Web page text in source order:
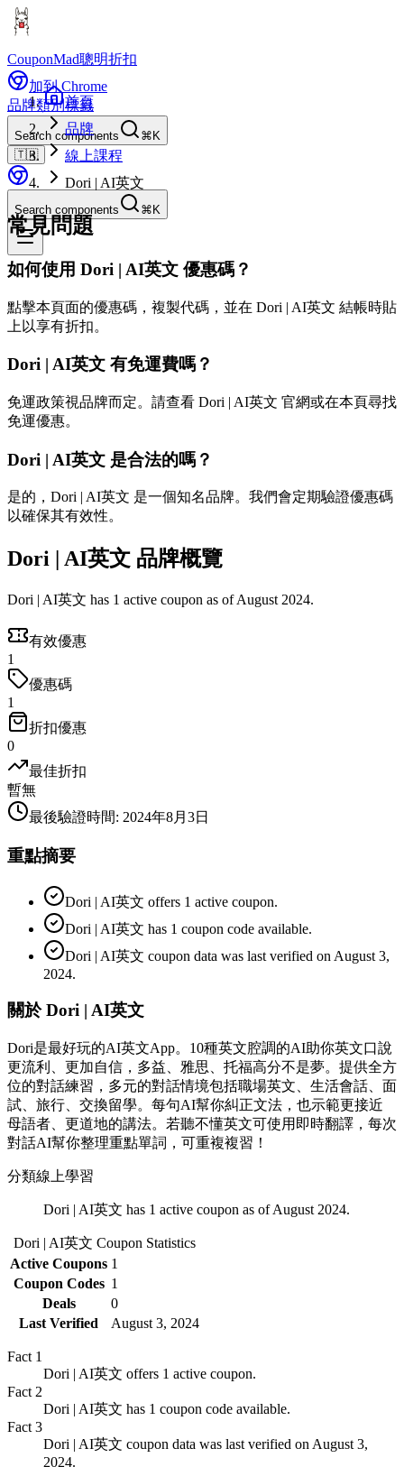
CouponMad聰明折扣
加到 Chrome
品牌類別標籤
Search components
⌘K
🇹🇼
Search components ⌘K
首頁
品牌
線上課程
Dori | AI英文
常見問題
如何使用 Dori | AI英文 優惠碼？
點擊本頁面的優惠碼，複製代碼，並在 Dori | AI英文 結帳時貼
上以享有折扣。
Dori | AI英文 有免運費嗎？
免運政策視品牌而定。請查看 Dori | AI英文 官網或在本頁尋找
免運優惠。
Dori | AI英文 是合法的嗎？
是的，Dori | AI英文 是一個知名品牌。我們會定期驗證優惠碼
以確保其有效性。
Dori | AI英文 品牌概覽
Dori | AI英文 has 1 active coupon as of August 2024.
有效優惠
1
優惠碼
1
折扣優惠
0
最佳折扣
暫無
最後驗證時間: 2024年8月3日
重點摘要
Dori | AI英文 offers 1 active coupon.
Dori | AI英文 has 1 coupon code available.
Dori | AI英文 coupon data was last verified on August 3,
2024.
關於 Dori | AI英文
Dori是最好玩的AI英文App。10種英文腔調的AI助你英文口說
更流利、更加自信，多益、雅思、托福高分不是夢。提供全方
位的對話練習，多元的對話情境包括職場英文、生活會話、面
試、旅行、交換留學。每句AI幫你糾正文法，也示範更接近
母語者、更道地的講法。若聽不懂英文可使用即時翻譯，每次
對話AI幫你整理重點單詞，可重複複習！
分類線上學習
Dori | AI英文 has 1 active coupon as of August 2024.
Dori | AI英文 Coupon Statistics
Active Coupons 1
Coupon Codes 1
Deals
0
Last Verified
August 3, 2024
Fact 1
Dori | AI英文 offers 1 active coupon.
Fact 2
Dori | AI英文 has 1 coupon code available.
Fact 3
Dori | AI英文 coupon data was last verified on August 3,
2024.